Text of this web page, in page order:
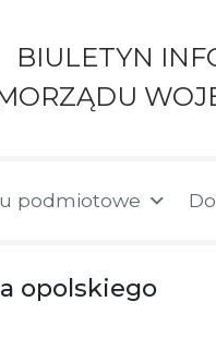
BIULETYN
podmiotowe
opolskiego